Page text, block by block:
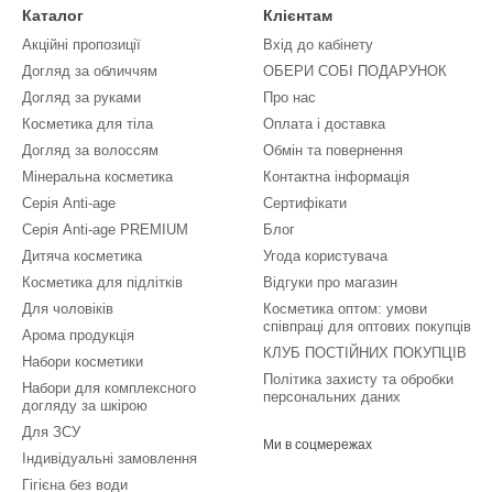
Каталог
Акційні пропозиції
Догляд за обличчям
Догляд за руками
Косметика для тіла
Догляд за волоссям
Мінеральна косметика
Серія Anti-age
Серія Anti-age PREMIUM
Дитяча косметика
Косметика для підлітків
Для чоловіків
Арома продукція
Набори косметики
Набори для комплексного
догляду за шкірою
Для ЗСУ
Індивідуальні замовлення
Гігієна без води
Клієнтам
Вхід до кабінету
ОБЕРИ СОБІ ПОДАРУНОК
Про нас
Оплата і доставка
Обмін та повернення
Контактна інформація
Сертифікати
Блог
Угода користувача
Відгуки про магазин
Косметика оптом: умови
співпраці для оптових покупців
КЛУБ ПОСТІЙНИХ ПОКУПЦІВ
Політика захисту та обробки
персональних даних
Ми в соцмережах